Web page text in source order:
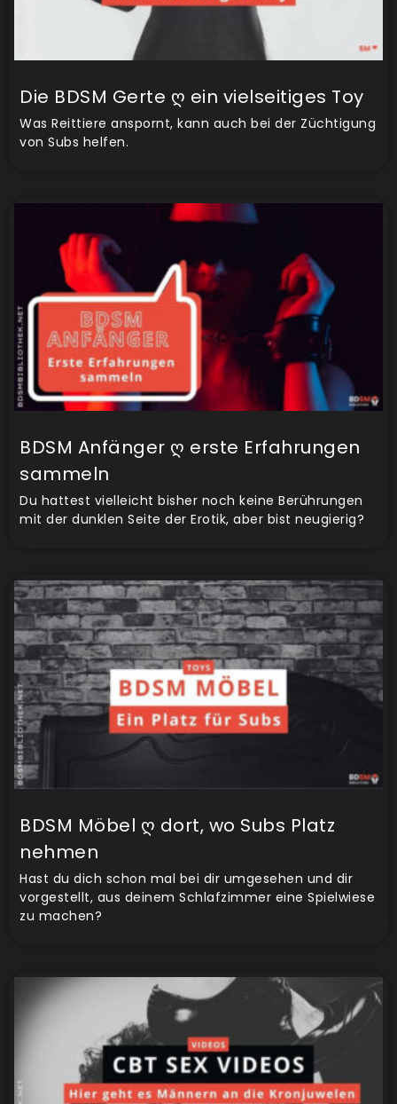
Die BDSM Gerte ღ ein vielseitiges Toy
Was Reittiere anspornt, kann auch bei der Züchtigung
von Subs helfen.
BDSM Anfänger ღ erste Erfahrungen
sammeln
Du hattest vielleicht bisher noch keine Berührungen
mit der dunklen Seite der Erotik, aber bist neugierig?
BDSM Möbel ღ dort, wo Subs Platz
nehmen
Hast du dich schon mal bei dir umgesehen und dir
vorgestellt, aus deinem Schlafzimmer eine Spielwiese
zu machen?